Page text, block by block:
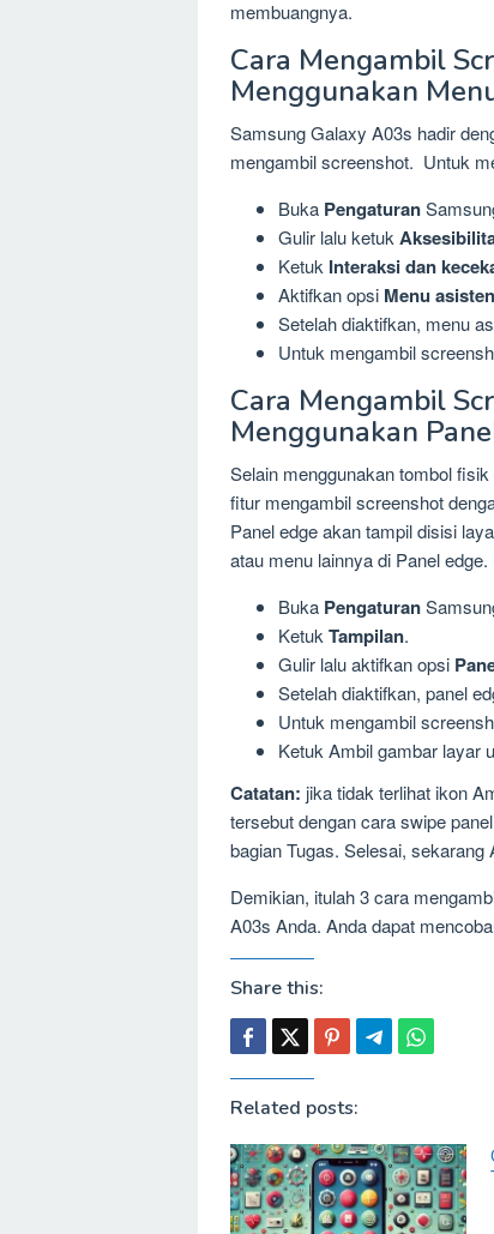
membuangnya.
Cara Mengambil
Menggunakan
Samsung Galaxy A03s hadir
mengambil screenshot. Untuk
Buka Pengaturan
Gulir lalu ketuk
Ketuk Interaksi dan
Aktifkan opsi Menu asisten
Setelah diaktifkan, menu
Untuk mengambil
Cara Mengambil
Menggunakan
Selain menggunakan tombol
fitur mengambil screenshot
Panel edge akan tampil disisi
atau menu lainnya di Panel
Buka Pengaturan
Ketuk Tampilan.
Gulir lalu aktifkan opsi
Setelah diaktifkan, panel
Untuk mengambil
Ketuk Ambil gambar layar
Catatan: jika tidak terlihat ikon
tersebut dengan cara swipe
bagian Tugas. Selesai,
Demikian, itulah 3 cara
A03s Anda. Anda dapat
Share this:
Related posts: